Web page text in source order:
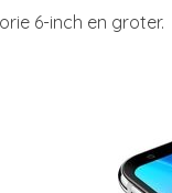
6-inch en groter.